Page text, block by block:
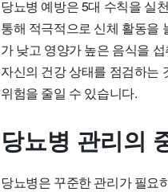
당뇨병 예방은 5대 수칙을 실
통해 적극적으로 신체 활동을
가 낮고 영양가 높은 음식을
자신의 건강 상태를 점검하는
위험을 줄일 수 있습니다.
당뇨병 관리의
당뇨병은 꾸준한 관리가 필요